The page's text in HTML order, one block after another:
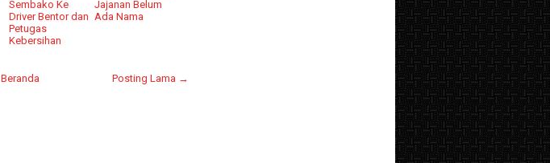
Sembako Ke
Driver Bentor dan
Petugas
Kebersihan
Jajanan Belum
Ada Nama
Posting Lama →
Beranda